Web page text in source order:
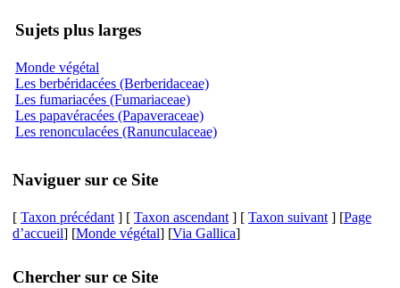
Sujets plus larges
Monde végétal
Les berbéridacées (Berberidaceae)
Les fumariacées (Fumariaceae)
Les papavéracées (Papaveraceae)
Les renonculacées (Ranunculaceae)
Naviguer sur ce Site
[ Taxon précédant ] [ Taxon ascendant ] [ Taxon suivant ] [Page
d’accueil] [Monde végétal] [Via Gallica]
Chercher sur ce Site